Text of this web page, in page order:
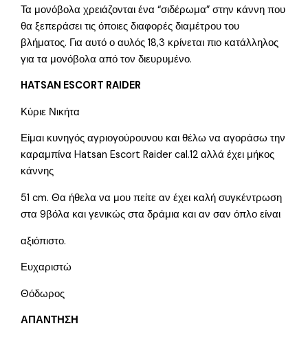
Τα μονόβολα χρειάζονται ένα “σιδέρωμα” στην κάννη που
θα ξεπεράσει τις όποιες διαφορές διαμέτρου του
βλήματος. Για αυτό ο αυλός 18,3 κρίνεται πιο κατάλληλος
για τα μονόβολα από τον διευρυμένο.
HATSAN ESCORT RAIDER
Κύριε Νικήτα
Είμαι κυνηγός αγριογούρουνου και θέλω να αγοράσω την
καραμπίνα Hatsan Escort Raider cal.12 αλλά έχει μήκος
κάννης
51 cm. Θα ήθελα να μου πείτε αν έχει καλή συγκέντρωση
στα 9βόλα και γενικώς στα δράμια και αν σαν όπλο είναι
αξιόπιστο.
Ευχαριστώ
Θόδωρος
ΑΠΑΝΤΗΣΗ